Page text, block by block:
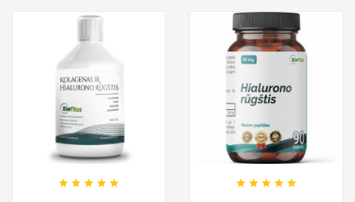
         